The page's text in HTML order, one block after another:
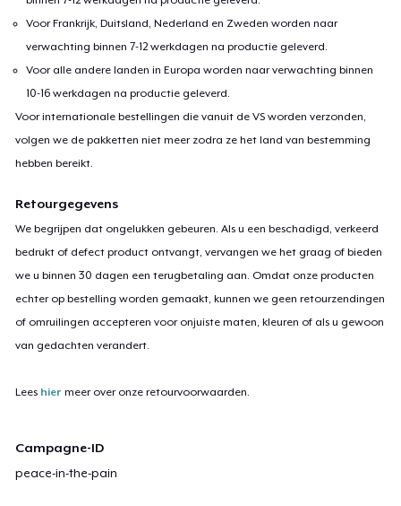
Voor Frankrijk, Duitsland, Nederland en Zweden worden naar
verwachting binnen 7-12 werkdagen na productie geleverd.
Voor alle andere landen in Europa worden naar verwachting binnen
10-16 werkdagen na productie geleverd.
Voor internationale bestellingen die vanuit de VS worden verzonden,
volgen we de pakketten niet meer zodra ze het land van bestemming
hebben bereikt.
Retourgegevens
We begrijpen dat ongelukken gebeuren. Als u een beschadigd, verkeerd
bedrukt of defect product ontvangt, vervangen we het graag of bieden
we u binnen 30 dagen een terugbetaling aan. Omdat onze producten
echter op bestelling worden gemaakt, kunnen we geen retourzendingen
of omruilingen accepteren voor onjuiste maten, kleuren of als u gewoon
van gedachten verandert.
Lees hier meer over onze retourvoorwaarden.
Campagne-ID
peace-in-the-pain